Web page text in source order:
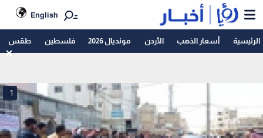
English
الرئيسية أسعار الذهب الأردن مونديال 2026 فلسطين طقس
1